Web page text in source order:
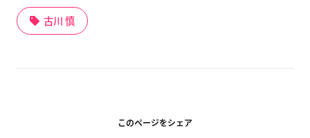
古川 慎
このページをシェア